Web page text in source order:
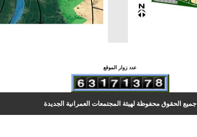
عدد زوار الموقع
جميع الحقوق محفوظة لهيئة المجتمعات العمرانية الجديدة